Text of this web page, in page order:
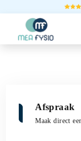
Afspraak
Maak direct